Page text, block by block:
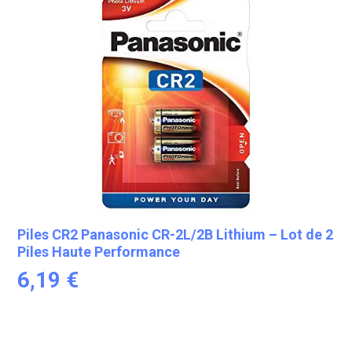
Piles CR2 Panasonic CR-2L/2B Lithium – Lot de 2
Piles Haute Performance
6,19 €